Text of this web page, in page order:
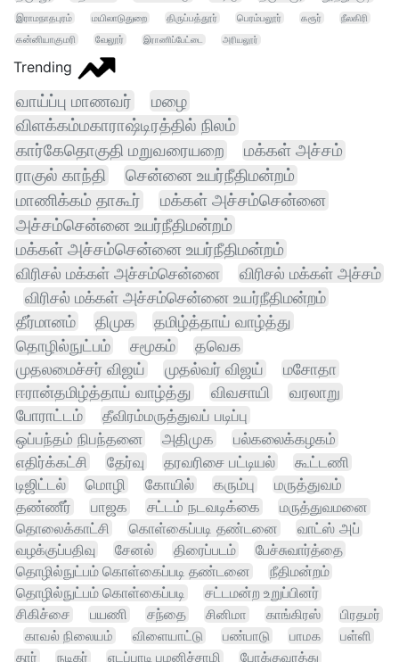
இராமநாதபுரம்
மயிலாடுதுறை திருப்பத்தூர் பெரம்பலூர் கரூர்
நீலகிரி
கன்னியாகுமரி
வேலூர் இராணிப்பேட்டை அரியலூர்
Trending
வாய்ப்பு மாணவர் மழை
விளக்கம்மகாராஷ்டிரத்தில் நிலம்
கார்கேதொகுதி மறுவரையறை
மக்கள் அச்சம்
ராகுல் காந்தி
சென்னை உயர்நீதிமன்றம்
மாணிக்கம் தாகூர்
மக்கள் அச்சம்சென்னை
அச்சம்சென்னை உயர்நீதிமன்றம்
மக்கள் அச்சம்சென்னை உயர்நீதிமன்றம்
விரிசல் மக்கள் அச்சம்சென்னை
விரிசல் மக்கள் அச்சம்
விரிசல் மக்கள் அச்சம்சென்னை உயர்நீதிமன்றம்
தீர்மானம்
திமுக
தமிழ்த்தாய் வாழ்த்து
தொழில்நுட்பம்
சமூகம்
தவெக
முதலமைச்சர் விஜய்
முதல்வர் விஜய்
மசோதா
ஈரான்தமிழ்த்தாய் வாழ்த்து
விவசாயி
வரலாறு
போராட்டம்
தீவிரம்மருத்துவப் படிப்பு
ஒப்பந்தம் நிபந்தனை
அதிமுக
பல்கலைக்கழகம்
எதிர்க்கட்சி
தேர்வு தரவரிசை பட்டியல்
கூட்டணி
டிஜிட்டல்
மொழி கோயில் கரும்பு
மருத்துவம்
தண்ணீர்
பாஜக சட்டம் நடவடிக்கை
மருத்துவமனை
தொலைக்காட்சி
கொள்கைப்படி தண்டனை
வாட்ஸ் அப்
வழக்குப்பதிவு
சேனல் திரைப்படம் பேச்சுவார்த்தை
தொழில்நுட்பம் கொள்கைப்படி தண்டனை
நீதிமன்றம்
தொழில்நுட்பம் கொள்கைப்படி
சட்டமன்ற உறுப்பினர்
சிகிச்சை
பயணி சந்தை சினிமா காங்கிரஸ்
பிரதமர்
காவல் நிலையம்
விளையாட்டு பண்பாடு பாமக
பள்ளி
தார்
நடிகர் எடப்பாடி பழனிச்சாமி போக்குவரத்து